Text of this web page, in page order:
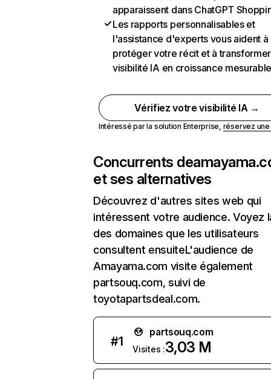
apparaissent dans ChatGPT
Les rapports personnalisables et
l'assistance d'experts vous aident à
protéger votre récit et à
visibilité IA en croissance
Vérifiez votre visibilité IA →
Intéressé par la solution Enterprise, réservez
Concurrents de
et ses alternatives
Découvrez d'autres sites web qui
intéressent votre audience. Voyez
des domaines que les utilisateurs
consultent ensuiteL'audience de
Amayama.com visite également
partsouq.com, suivi de
toyotapartsdeal.com.
#1
partsouq.com
Visites :3,03 M